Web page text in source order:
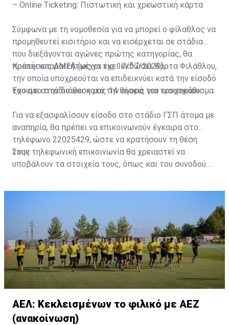
– Online Ticketing: Πιστωτική και χρεωστική κάρτα
Σύμφωνα με τη νομοθεσία για να μπορεί ο φίλαθλος να
προμηθευτεί εισιτήριο και να εισέρχεται σε στάδια
που διεξάγονται αγώνες πρώτης κατηγορίας, θα
πρέπει απαραιτήτως να έχει εκδώσει Κάρτα Φιλάθλου,
την οποία υποχρεούται να επιδεικνύει κατά την είσοδό
του στο στάδιο και κατά την αγορά του εισιτηρίου.
Κρατήσεις ΑΜΕΑ (μέχρι τις 17/07/2023)
Έχουμε στην διάθεση μας 14 θέσεις για τροχοκάθισμα.
Για να εξασφαλίσουν είσοδο στο στάδιο ΓΣΠ άτομα με
αναπηρία, θα πρέπει να επικοινωνούν έγκαιρα στο
τηλέφωνο 22025429, ώστε να κρατήσουν τη θέση
τους.
Στην τηλεφωνική επικοινωνία θα χρειαστεί να
υποβάλουν τα στοιχεία τους, όπως και του συνοδού
ΑΕΛ: Κεκλεισμένων το φιλικό με ΑΕΖ
(ανακοίνωση)